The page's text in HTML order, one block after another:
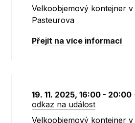
Velkoobjemový kontejner
Pasteurova
Přejít na více informací
19. 11. 2025, 16:00 - 20:00
odkaz na událost
Velkoobjemový kontejner